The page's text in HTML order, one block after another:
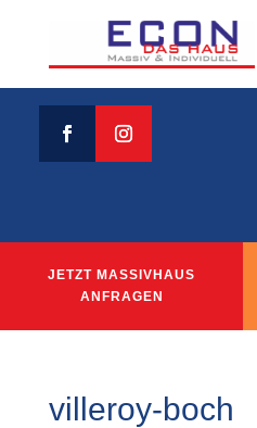
JETZT MASSIVHAUS
ANFRAGEN
villeroy-boch